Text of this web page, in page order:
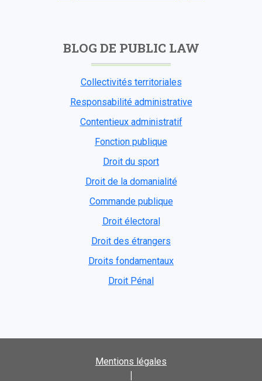
BLOG DE PUBLIC LAW
Collectivités territoriales
Responsabilité administrative
Contentieux administratif
Fonction publique
Droit du sport
Droit de la domanialité
Commande publique
Droit électoral
Droit des étrangers
Droits fondamentaux
Droit Pénal
Mentions légales
|